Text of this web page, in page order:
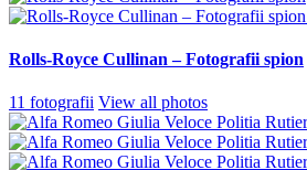
Rolls-Royce Cullinan – Fotografii spion
11 fotografii View all photos